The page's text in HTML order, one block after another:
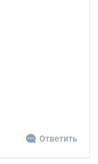
Ответить